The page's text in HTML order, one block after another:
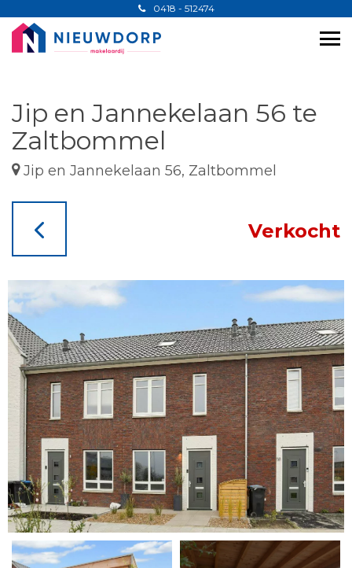
0418 - 512474
Jip en Jannekelaan 56 te
Zaltbommel
Jip en Jannekelaan 56, Zaltbommel
Verkocht